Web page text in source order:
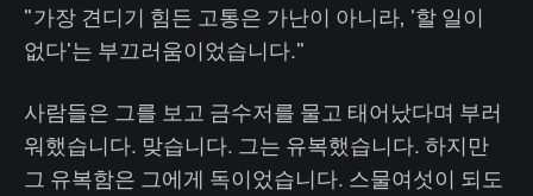
"가장 견디기 힘든 고통은 가난이 아니라, '할 일이
없다'는 부끄러움이었습니다."
사람들은 그를 보고 금수저를 물고 태어났다며 부러
워했습니다. 맞습니다. 그는 유복했습니다. 하지만
그 유복함은 그에게 독이었습니다. 스물여섯이 되도